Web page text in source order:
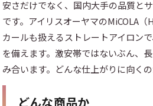
安さだけでなく、国内大手の品質と
です。アイリスオーヤマのMiCOLA
カールも扱えるストレートアイロン
を備えます。激安帯ではないぶん、
み合います。どんな仕上がりに向く
どんな商品か